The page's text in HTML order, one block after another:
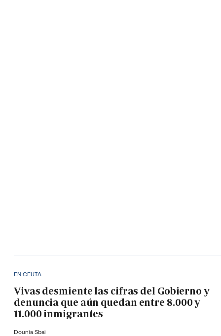
EN CEUTA
Vivas desmiente las cifras del Gobierno y
denuncia que aún quedan entre 8.000 y
11.000 inmigrantes
Dounia Sbai